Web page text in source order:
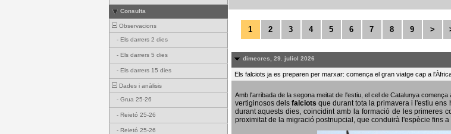
Consulta
Observacions
- Els darrers 2 dies
- Els darrers 5 dies
- Els darrers 15 dies
Dades i anàlisis
- Grua 25-26
- Reietó 25-26
- Reietó 25-26
1 2 3 4 5 6 7 8 9 >
dimecres, 29. juliol 2026
Els falciots ja es preparen per marxar: comença el gran viatge cap a
Amb l'arribada de la segona meitat de l'estiu, el cel de Catalunya
vertiginosos dels falciots que durant tota la primavera i l'estiu
durant aquests dies, coincidint amb la formació de les primeres
proximitat de la migració postnupcial, que conduirà l'espècie fins